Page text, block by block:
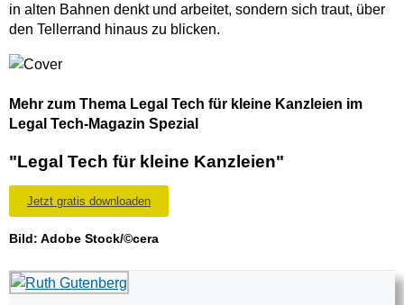
in alten Bahnen denkt und arbeitet, sondern sich traut, über
den Tellerrand hinaus zu blicken.
Mehr zum Thema Legal Tech für kleine Kanzleien im
Legal Tech-Magazin Spezial
"Legal Tech für kleine Kanzleien"
Jetzt gratis downloaden
Bild: Adobe Stock/©cera